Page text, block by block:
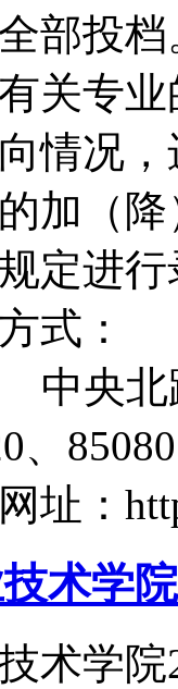
全部投
关专
向情况
加（
规定进
方式：
央北
、
：
术学
术学